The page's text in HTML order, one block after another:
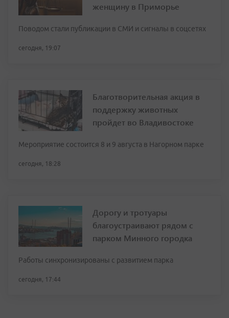
женщину в Приморье
Поводом стали публикации в СМИ и сигналы в соцсетях
сегодня, 19:07
Благотворительная акция в
поддержку животных
пройдет во Владивостоке
Мероприятие состоится 8 и 9 августа в Нагорном парке
сегодня, 18:28
Дорогу и тротуары
благоустраивают рядом с
парком Минного городка
Работы синхронизированы с развитием парка
сегодня, 17:44